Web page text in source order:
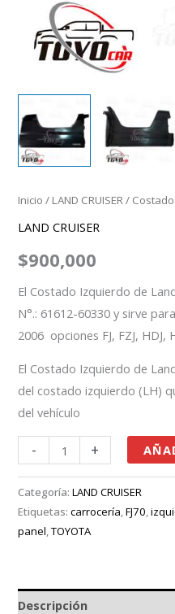
Inicio / LAND CRUISER/
LAND CRUISER
$900,000
El Costado Izquierdo de
N°.: 61612-60330 y sirve
2006 opciones FJ, FZJ, HDJ,
El Costado Izquierdo de
del costado izquierdo (LH)
del vehículo
- +
Categoría:LAND CRUISER
Etiquetas:carrocería,FJ70,
panel,TOYOTA
Descripción